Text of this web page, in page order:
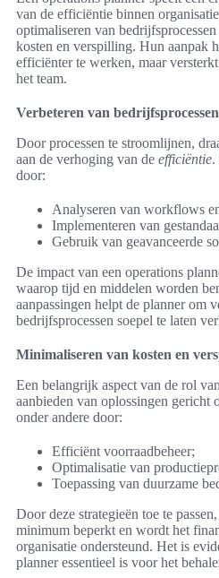
van de efficiëntie binnen
optimaliseren van
kosten en verspilling. Hun aanpak
efficiënter te werken, maar
het team.
Verbeteren van bedrijfsprocessen
Door processen te stroomlijnen,
aan de verhoging van de efficiëntie.
door:
Analyseren van workflows
Implementeren van
Gebruik van geavanceerde
De impact van een operations
waarop tijd en middelen worden
aanpassingen helpt de planner om
bedrijfsprocessen soepel te laten
Minimaliseren van kosten en
Een belangrijk aspect van de rol
aanbieden van oplossingen gericht
onder andere door:
Efficiënt voorraadbeheer;
Optimalisatie van
Toepassing van duurzame
Door deze strategieën toe te
minimum beperkt en wordt het
organisatie ondersteund. Het is
planner essentieel is voor het